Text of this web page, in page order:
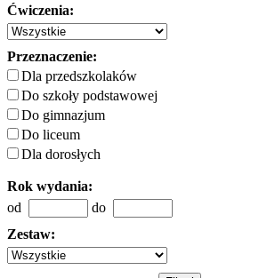
Ćwiczenia:
Przeznaczenie:
Dla przedszkolaków
Do szkoły podstawowej
Do gimnazjum
Do liceum
Dla dorosłych
Rok wydania:
od
do
Zestaw: